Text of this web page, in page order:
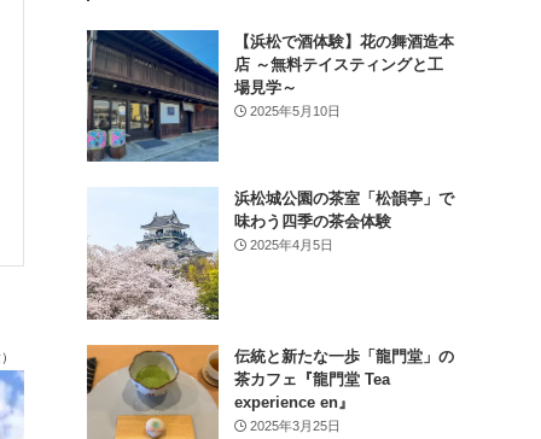
【浜松で酒体験】花の舞酒造本
店 ～無料テイスティングと工
場見学～
2025年5月10日
浜松城公園の茶室「松韻亭」で
味わう四季の茶会体験
2025年4月5日
伝統と新たな一歩「龍門堂」の
茶カフェ『龍門堂 Tea
experience en』
2025年3月25日